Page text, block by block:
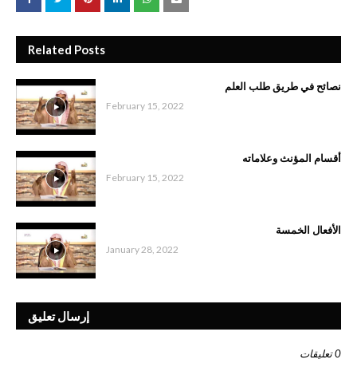
Related Posts
نصائح في طريق طلب العلم
February 15, 2022
أقسام المؤنث وعلاماته
February 15, 2022
الأفعال الخمسة
January 28, 2022
إرسال تعليق
0 تعليقات